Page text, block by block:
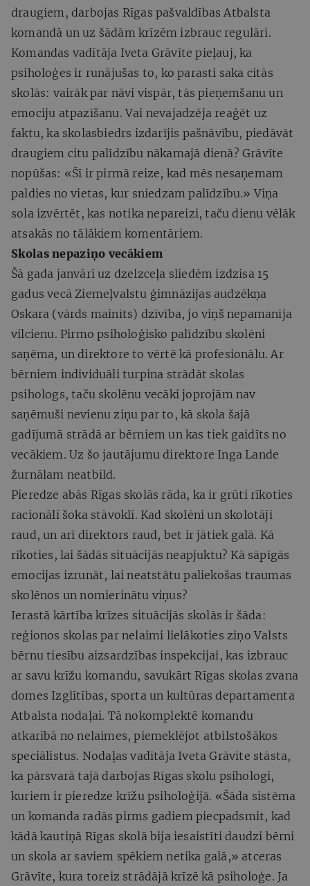
draugiem, darbojas Rīgas pašvaldības Atbalsta
komandā un uz šādām krīzēm izbrauc regulāri.
Komandas vadītāja Iveta Grāvīte pieļauj, ka
psiholoģes ir runājušas to, ko parasti saka citās
skolās: vairāk par nāvi vispār, tās pieņemšanu un
emociju atpazīšanu. Vai nevajadzēja reaģēt uz
faktu, ka skolasbiedrs izdarījis pašnāvību, piedāvāt
draugiem citu palīdzību nākamajā dienā? Grāvīte
nopūšas: «Šī ir pirmā reize, kad mēs nesaņemam
paldies no vietas, kur sniedzam palīdzību.» Viņa
sola izvērtēt, kas notika nepareizi, taču dienu vēlāk
atsakās no tālākiem komentāriem.
Skolas nepaziņo vecākiem
Šā gada janvārī uz dzelzceļa sliedēm izdzisa 15
gadus vecā Ziemeļvalstu ģimnāzijas audzēkņa
Oskara (vārds mainīts) dzīvība, jo viņš nepamanīja
vilcienu. Pirmo psiholoģisko palīdzību skolēni
saņēma, un direktore to vērtē kā profesionālu. Ar
bērniem individuāli turpina strādāt skolas
psihologs, taču skolēnu vecāki joprojām nav
saņēmuši nevienu ziņu par to, kā skola šajā
gadījumā strādā ar bērniem un kas tiek gaidīts no
vecākiem. Uz šo jautājumu direktore Inga Lande
žurnālam neatbild.
Pieredze abās Rīgas skolās rāda, ka ir grūti rīkoties
racionāli šoka stāvoklī. Kad skolēni un skolotāji
raud, un arī direktors raud, bet ir jātiek galā. Kā
rīkoties, lai šādās situācijās neapjuktu? Kā sāpīgās
emocijas izrunāt, lai neatstātu paliekošas traumas
skolēnos un nomierinātu viņus?
Ierastā kārtība krīzes situācijās skolās ir šāda:
reģionos skolas par nelaimi lielākoties ziņo Valsts
bērnu tiesību aizsardzības inspekcijai, kas izbrauc
ar savu krīžu komandu, savukārt Rīgas skolas zvana
domes Izglītības, sporta un kultūras departamenta
Atbalsta nodaļai. Tā nokomplektē komandu
atkarībā no nelaimes, piemeklējot atbilstošākos
speciālistus. Nodaļas vadītāja Iveta Grāvīte stāsta,
ka pārsvarā tajā darbojas Rīgas skolu psihologi,
kuriem ir pieredze krīžu psiholoģijā. «Šāda sistēma
un komanda radās pirms gadiem piecpadsmit, kad
kādā kautiņā Rīgas skolā bija iesaistīti daudzi bērni
un skola ar saviem spēkiem netika galā,» atceras
Grāvīte, kura toreiz strādājā krīzē kā psiholoģe. Ja